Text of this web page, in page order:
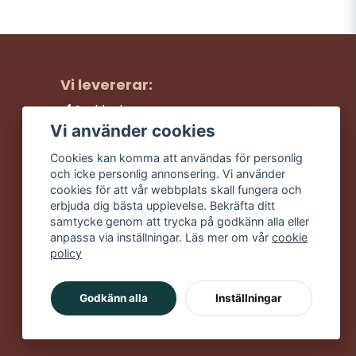
Vi levererar:
Snabba leveranser
Trygga köp
Fri frakt över 499:-
Trevlig kundtjänst
Vi använder cookies
Cookies kan komma att användas för personlig
och icke personlig annonsering. Vi använder
cookies för att vår webbplats skall fungera och
erbjuda dig bästa upplevelse. Bekräfta ditt
samtycke genom att trycka på godkänn alla eller
anpassa via inställningar. Läs mer om vårcookie
policy
Godkänn alla Inställningar